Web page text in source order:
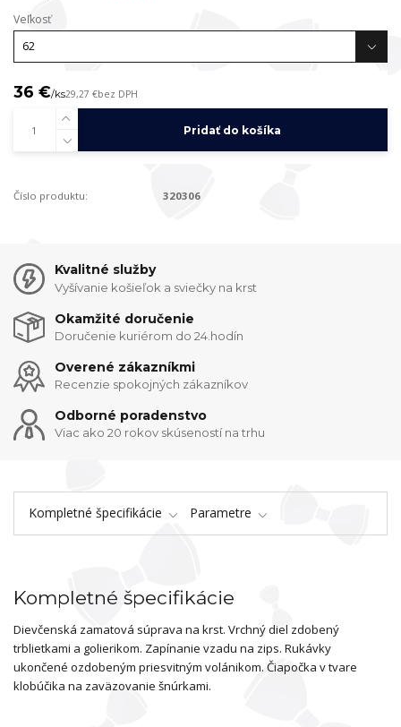
Veľkosť
36 €/ks29,27 €bez DPH
Pridať do košíka
Číslo produktu: 320306
Kvalitné služby
Vyšívanie košieľok a sviečky na krst
Okamžité doručenie
Doručenie kuriérom do 24.hodín
Overené zákazníkmi
Recenzie spokojných zákazníkov
Odborné poradenstvo
Viac ako 20 rokov skúseností na trhu
Kompletné špecifikácie Parametre
Kompletné špecifikácie
Dievčenská zamatová súprava na krst. Vrchný diel zdobený
trblietkami a golierikom. Zapínanie vzadu na zips. Rukávky
ukončené ozdobeným priesvitným volánikom. Čiapočka v tvare
klobúčika na zaväzovanie šnúrkami.